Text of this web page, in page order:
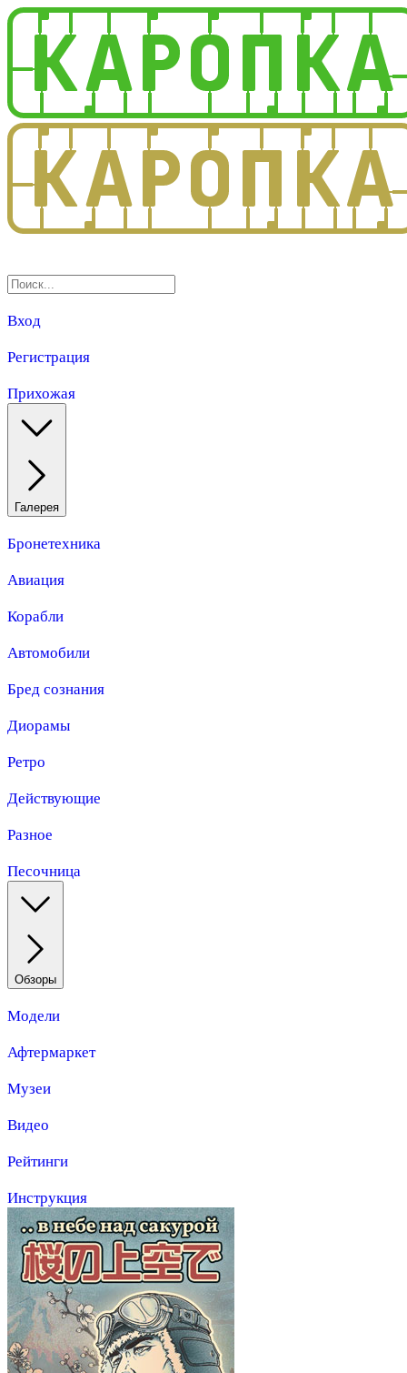
Вход
Регистрация
Прихожая
Галерея
Бронетехника
Авиация
Корабли
Автомобили
Бред сознания
Диорамы
Ретро
Действующие
Разное
Песочница
Обзоры
Модели
Афтермаркет
Музеи
Видео
Рейтинги
Инструкция